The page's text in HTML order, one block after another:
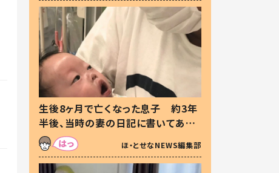
生後8ヶ月で亡くなった息子 約3年
半後、当時の妻の日記に書いてあっ
た本音とは
ほ・とせなNEWS編集部